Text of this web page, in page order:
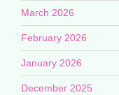
March 2026
February 2026
January 2026
December 2025